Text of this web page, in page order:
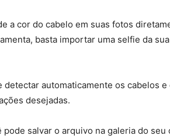
a cor do cabelo em suas fotos
basta importar uma selfie da
detectar automaticamente os cabelos
desejadas.
pode salvar o arquivo na galeria do